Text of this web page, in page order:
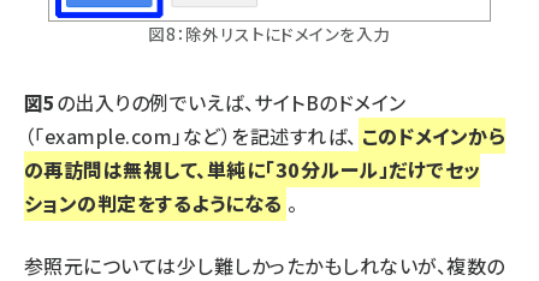
図8：除外リストにドメインを入力
図5の出入りの例でいえば、サイトBのドメイン
（「example.com」など）を記述すれば、 このドメインから
の再訪問は無視して、単純に「30分ルール」だけでセッ
ションの判定をするようになる 。
参照元については少し難しかったかもしれないが、複数の